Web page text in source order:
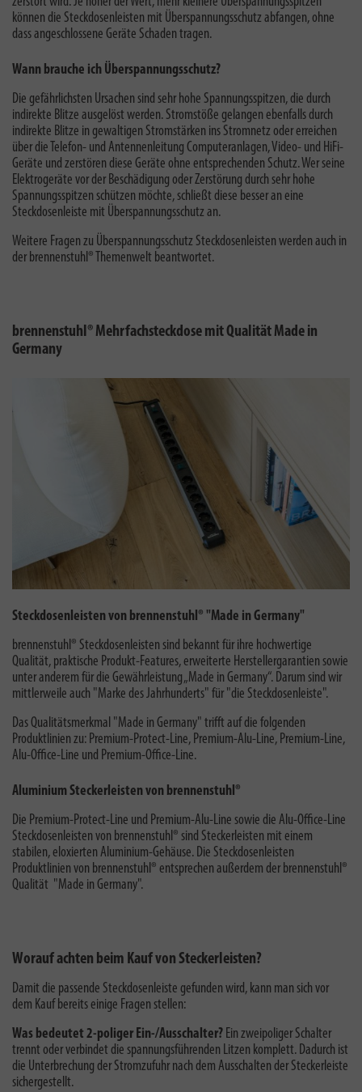
können die Steckdosenleisten mit Überspannungsschutz abfangen, ohne
dass angeschlossene Geräte Schaden tragen.
Wann brauche ich Überspannungsschutz?
Die gefährlichsten Ursachen sind sehr hohe Spannungsspitzen, die durch
indirekte Blitze ausgelöst werden. Stromstöße gelangen ebenfalls durch
indirekte Blitze in gewaltigen Stromstärken ins Stromnetz oder erreichen
über die Telefon- und Antennenleitung Computeranlagen, Video- und HiFi-
Geräte und zerstören diese Geräte ohne entsprechenden Schutz. Wer seine
Elektrogeräte vor der Beschädigung oder Zerstörung durch sehr hohe
Spannungsspitzen schützen möchte, schließt diese besser an eine
Steckdosenleiste mit Überspannungsschutz an.
Weitere Fragen zu Überspannungsschutz Steckdosenleisten werden auch in
der brennenstuhl® Themenwelt beantwortet.
brennenstuhl® Mehrfachsteckdose mit Qualität Made in
Germany
Steckdosenleisten von brennenstuhl® "Made in Germany"
brennenstuhl® Steckdosenleisten sind bekannt für ihre hochwertige
Qualität, praktische Produkt-Features, erweiterte Herstellergarantien sowie
unter anderem für die Gewährleistung „Made in Germany“. Darum sind wir
mittlerweile auch "Marke des Jahrhunderts" für "die Steckdosenleiste".
Das Qualitätsmerkmal "Made in Germany" trifft auf die folgenden
Produktlinien zu: Premium-Protect-Line, Premium-Alu-Line, Premium-Line,
Alu-Office-Line und Premium-Office-Line.
Aluminium Steckerleisten von brennenstuhl®
Die Premium-Protect-Line und Premium-Alu-Line sowie die Alu-Office-Line
Steckdosenleisten von brennenstuhl® sind Steckerleisten mit einem
stabilen, eloxierten Aluminium-Gehäuse. Die Steckdosenleisten
Produktlinien von brennenstuhl® entsprechen außerdem der brennenstuhl®
Qualität "Made in Germany".
Worauf achten beim Kauf von Steckerleisten?
Damit die passende Steckdosenleiste gefunden wird, kann man sich vor
dem Kauf bereits einige Fragen stellen:
Was bedeutet 2-poliger Ein-/Ausschalter? Ein zweipoliger Schalter
trennt oder verbindet die spannungsführenden Litzen komplett. Dadurch ist
die Unterbrechung der Stromzufuhr nach dem Ausschalten der Steckerleiste
sichergestellt.